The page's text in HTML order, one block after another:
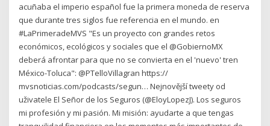
acuñaba el imperio español fue la primera moneda de reserva
que durante tres siglos fue referencia en el mundo. en
#LaPrimeradeMVS "Es un proyecto con grandes retos
económicos, ecológicos y sociales que el @GobiernoMX
deberá afrontar para que no se convierta en el 'nuevo' tren
México-Toluca": @PTelloVillagran https://
mvsnoticias.com/podcasts/segun… Nejnovější tweety od
uživatele El Señor de los Seguros (@EloyLopezJ). Los seguros
mi profesión y mi pasión. Mi misión: ayudarte a que tengas